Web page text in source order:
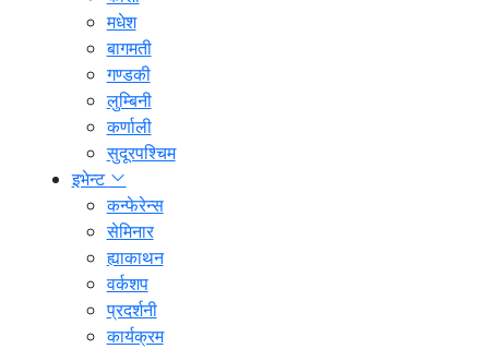
मधेश
बागमती
गण्डकी
लुम्बिनी
कर्णाली
सुदूरपश्चिम
इभेन्ट
कन्फेरेन्स
सेमिनार
ह्याकाथन
वर्कशप
प्रदर्शनी
कार्यक्रम